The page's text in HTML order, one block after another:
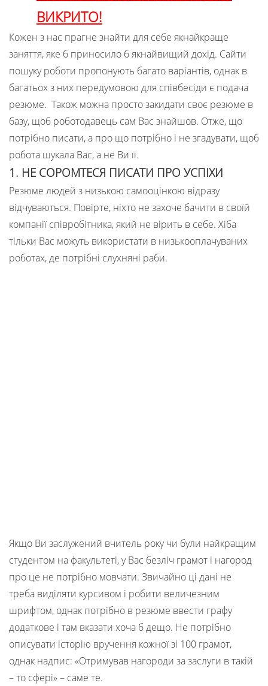
ВИКРИТО!
Кожен з нас прагне знайти для себе якнайкраще
заняття, яке б приносило б якнайвищий дохід. Сайти
пошуку роботи пропонують багато варіантів, однак в
багатьох з них передумовою для співбесіди є подача
резюме. Також можна просто закидати своє резюме в
базу, щоб роботодавець сам Вас знайшов. Отже, що
потрібно писати, а про що потрібно і не згадувати, щоб
робота шукала Вас, а не Ви її.
1. НЕ СОРОМТЕСЯ ПИСАТИ ПРО УСПІХИ
Резюме людей з низькою самооцінкою відразу
відчуваються. Повірте, ніхто не захоче бачити в своїй
компанії співробітника, який не вірить в себе. Хіба
тільки Вас можуть використати в низькооплачуваних
роботах, де потрібні слухняні раби.
Якщо Ви заслужений вчитель року чи були найкращим
студентом на факультеті, у Вас безліч грамот і нагород
про це не потрібно мовчати. Звичайно ці дані не
треба виділяти курсивом і робити величезним
шрифтом, однак потрібно в резюме ввести графу
додаткове і там вказати хоча б дещо. Не потрібно
описувати історію вручення кожної зі 100 грамот,
однак надпис: «Отримував нагороди за заслуги в такій
– то сфері» – саме те.